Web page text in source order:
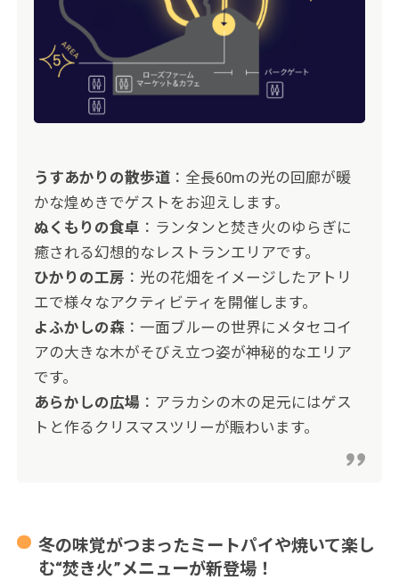
うすあかりの散歩道 ：全長60mの光の回廊が暖
かな煌めきでゲストをお迎えします。
ぬくもりの食卓 ：ランタンと焚き火のゆらぎに
癒される幻想的なレストランエリアです。
ひかりの工房 ：光の花畑をイメージしたアトリ
エで様々なアクティビティを開催します。
よふかしの森 ：一面ブルーの世界にメタセコイ
アの大きな木がそびえ立つ姿が神秘的なエリア
です。
あらかしの広場 ：アラカシの木の足元にはゲス
トと作るクリスマスツリーが賑わいます。
冬の味覚がつまったミートパイや焼いて楽し
む“焚き火”メニューが新登場！